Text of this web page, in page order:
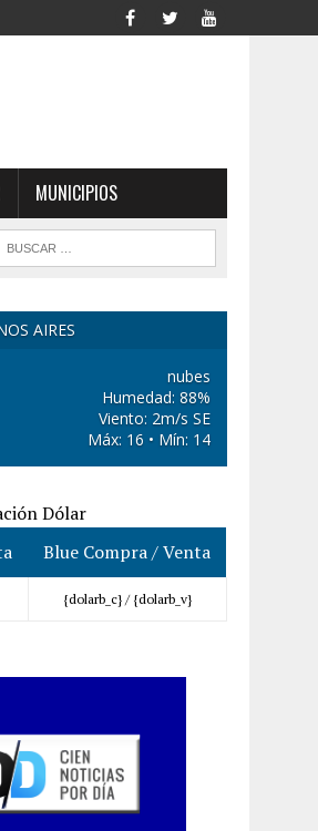
MUNICIPIOS
AIRES
nubes
Humedad: 88%
Viento: 2m/s SE
Máx: 16 • Mín: 14
Dólar
Blue Compra / Venta
{dolarb_c} / {dolarb_v}